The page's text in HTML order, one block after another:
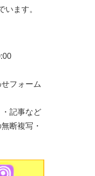
います。
フォーム
記事など
断複写・